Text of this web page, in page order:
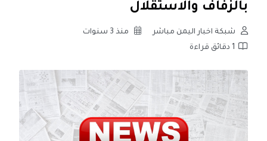
بالزفاف والاستقلال
شبكة اخبار اليمن مباشر
منذ 3 سنوات
1 دقائق قراءة